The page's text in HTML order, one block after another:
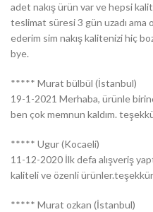
adet nakış ürün var ve hepsi
teslimat süresi 3 gün uzadı
ederim sim nakış kalitenizi hiç
bye.
***** Murat bülbül (İstanbul)
19-1-2021 Merhaba, ürünle
ben çok memnun kaldım.
***** Ugur (Kocaeli)
11-12-2020 İlk defa alışveriş
kaliteli ve özenli
***** Murat ozkan (İstanbul)